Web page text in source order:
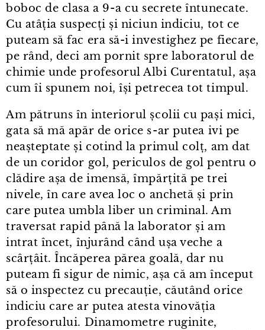
boboc de clasa a 9⁠-⁠a cu secrete întunecate.
Cu atâția suspecți și niciun indiciu, tot ce
puteam să fac era să-i investighez pe fiecare,
pe rând, deci am pornit spre laboratorul de
chimie unde profesorul Albi Curentatul, așa
cum îi spunem noi, își petrecea tot timpul.
Am pătruns în interiorul școlii cu pași mici,
gata să mă apăr de orice s⁠-⁠ar putea ivi pe
neașteptate și cotind la primul colț, am dat
de un coridor gol, periculos de gol pentru o
clădire așa de imensă, împărțită pe trei
nivele, în care avea loc o anchetă și prin
care putea umbla liber un criminal. Am
traversat rapid până la laborator și am
intrat încet, înjurând când ușa veche a
scârțâit. Încăperea părea goală, dar nu
puteam fi sigur de nimic, așa că am început
să o inspectez cu precauție, căutând orice
indiciu care ar putea atesta vinovăția
profesorului. Dinamometre ruginite,